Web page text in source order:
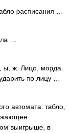
расписания …
…
ж. Лицо, морда.
по лицу …
автомата: табло,
выигрыше, в